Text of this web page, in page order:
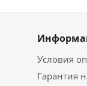
Условия
Гарантия